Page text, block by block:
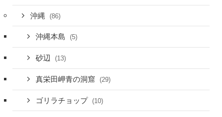
沖縄 (86)
沖縄本島 (5)
砂辺 (13)
真栄田岬青の洞窟 (29)
ゴリラチョップ (10)